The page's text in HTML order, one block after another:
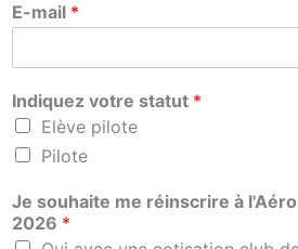
E-mail *
Indiquez votre statut *
Elève pilote
Pilote
Je souhaite me réinscrire à
2026 *